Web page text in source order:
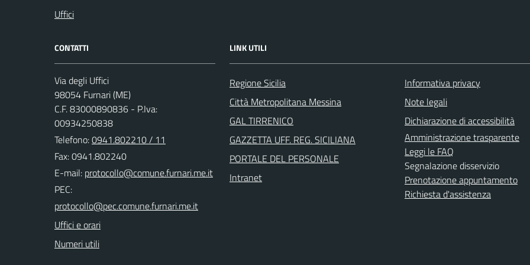
Uffici
CONTATTI
Via degli Uffici
98054 Furnari (ME)
C.F. 83000890836 - P.Iva:
00934250838
Telefono:0941.802210 / 11
Fax: 0941.802240
E-mail:
PEC:
Uffici e orari
Numeri utili
LINK UTILI
Regione Sicilia
Città Metropolitana Messina
GAL TIRRENICO
GAZZETTA UFF. REG. SICILIANA
PORTALE DEL PERSONALE
Intranet
Informativa privacy
Note legali
Dichiarazione di accessibilità
Amministrazione trasparente
Leggi le FAQ
Segnalazione disservizio
Prenotazione appuntamento
Richiesta d'assistenza